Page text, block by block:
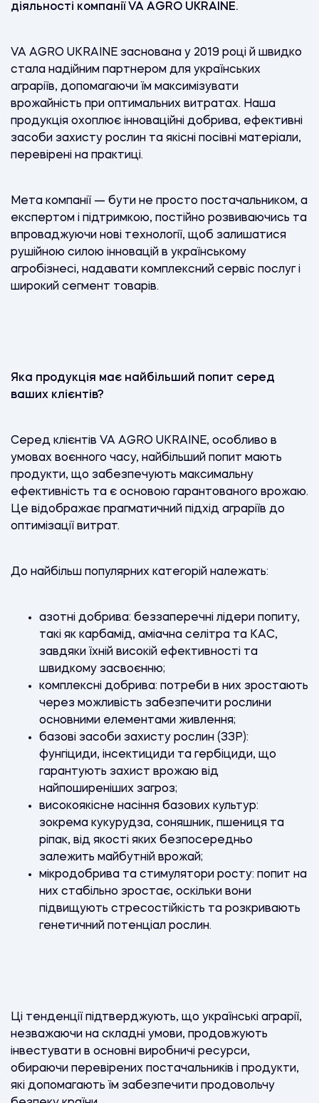
діяльності компанії VA AGRO UKRAINE.
VA AGRO UKRAINE заснована у 2019 році й швидко
стала надійним партнером для українських
аграріїв, допомагаючи їм максимізувати
врожайність при оптимальних витратах. Наша
продукція охоплює інноваційні добрива, ефективні
засоби захисту рослин та якісні посівні матеріали,
перевірені на практиці.
Мета компанії — бути не просто постачальником, а
експертом і підтримкою, постійно розвиваючись та
впроваджуючи нові технології, щоб залишатися
рушійною силою інновацій в українському
агробізнесі, надавати комплексний сервіс послуг і
широкий сегмент товарів.
Яка продукція має найбільший попит серед
ваших клієнтів?
Серед клієнтів VA AGRO UKRAINE, особливо в
умовах воєнного часу, найбільший попит мають
продукти, що забезпечують максимальну
ефективність та є основою гарантованого врожаю.
Це відображає прагматичний підхід аграріїв до
оптимізації витрат.
До найбільш популярних категорій належать:
азотні добрива: беззаперечні лідери попиту,
такі як карбамід, аміачна селітра та КАС,
завдяки їхній високій ефективності та
швидкому засвоєнню;
комплексні добрива: потреби в них зростають
через можливість забезпечити рослини
основними елементами живлення;
базові засоби захисту рослин (ЗЗР):
фунгіциди, інсектициди та гербіциди, що
гарантують захист врожаю від
найпоширеніших загроз;
високоякісне насіння базових культур:
зокрема кукурудза, соняшник, пшениця та
ріпак, від якості яких безпосередньо
залежить майбутній врожай;
мікродобрива та стимулятори росту: попит на
них стабільно зростає, оскільки вони
підвищують стресостійкість та розкривають
генетичний потенціал рослин.
Ці тенденції підтверджують, що українські аграрії,
незважаючи на складні умови, продовжують
інвестувати в основні виробничі ресурси,
обираючи перевірених постачальників і продукти,
які допомагають їм забезпечити продовольчу